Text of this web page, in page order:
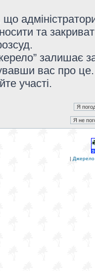
та
залишає
вас про
участі.
| Джерело